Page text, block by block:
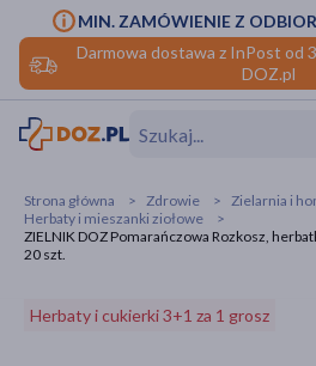
Darmowa dostawa z InPost od
DOZ.pl
MIN. ZAMÓWIENIE Z
Strona główna Zdrowie
Zielarnia i
Herbaty i mieszanki ziołowe
ZIELNIK DOZ Pomarańczowa Rozkosz,
20 szt.
Herbaty i cukierki 3+1 za 1 grosz